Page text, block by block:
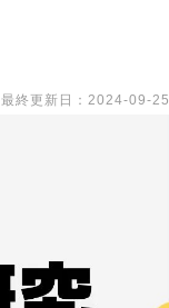
最終更新日：2024-09-25